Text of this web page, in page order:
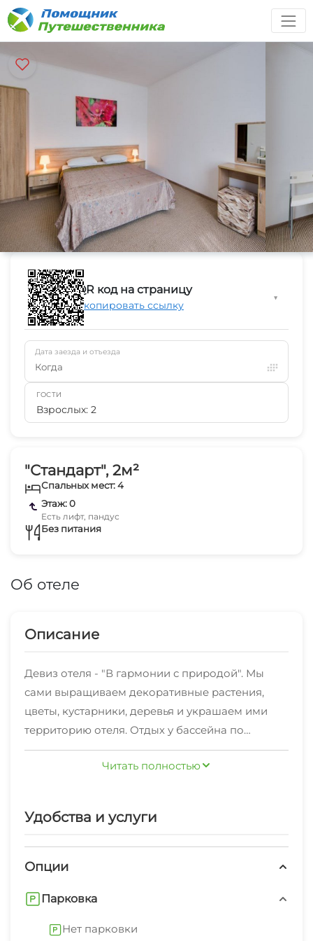
"Стандарт", 2м²
Спальных мест: 4
Этаж: 0
Есть лифт, пандус
Без питания
Об отеле
Описание
Девиз отеля - "В гармонии с природой". Мы
сами выращиваем декоративные растения,
цветы, кустарники, деревья и украшаем ими
территорию отеля. Отдых у бассейна по
достоинству оценят все гости отеля "Гармония"
- особенно дети , ведь специально для них мы
комнаты с двумя раздельными или с одной
холодильник, ванна или душ. Доступны к
собственной кухней!!!
Читать полностью
Удобства и услуги
Опции
Парковка
Нет парковки
QR код на страницу
Скопировать ссылку
▼
Дата заезда и отъезда
Когда
ГОСТИ
Взрослых: 2